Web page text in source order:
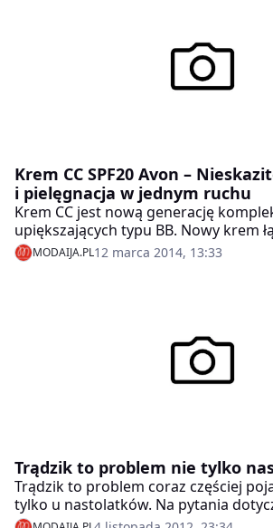
Krem CC SPF20 Avon –
i pielęgnacja w jednym ruchu
Krem CC jest nową generację
upiększających typu BB. Nowy krem
pielęgnacyjne z właściwościami
wyrównuje koloryt skóry, pozostawia
MODAIJA.PL12 marca 2014, 13:33
Trądzik to problem nie tylko
Trądzik to problem coraz częściej
tylko u nastolatków. Na pytania
z cerą 20 i 30 latków odpowiada